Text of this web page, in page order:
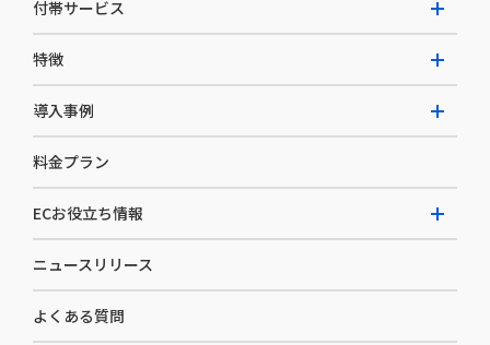
W2 Commerce Repeat
W2 Commerce BtoB
W2 Commerce Asia
AI buddy
付帯サービス
EC運用構築支援・運用支援
カスタマーサクセス
セキュリティ
デザイン制作
コンサルティング
特徴
選ばれる理由
開発体制
導入事例
導入企業一覧
料金プラン
ECお役立ち情報
お役立ち資料
ニュースリリース
よくある質問